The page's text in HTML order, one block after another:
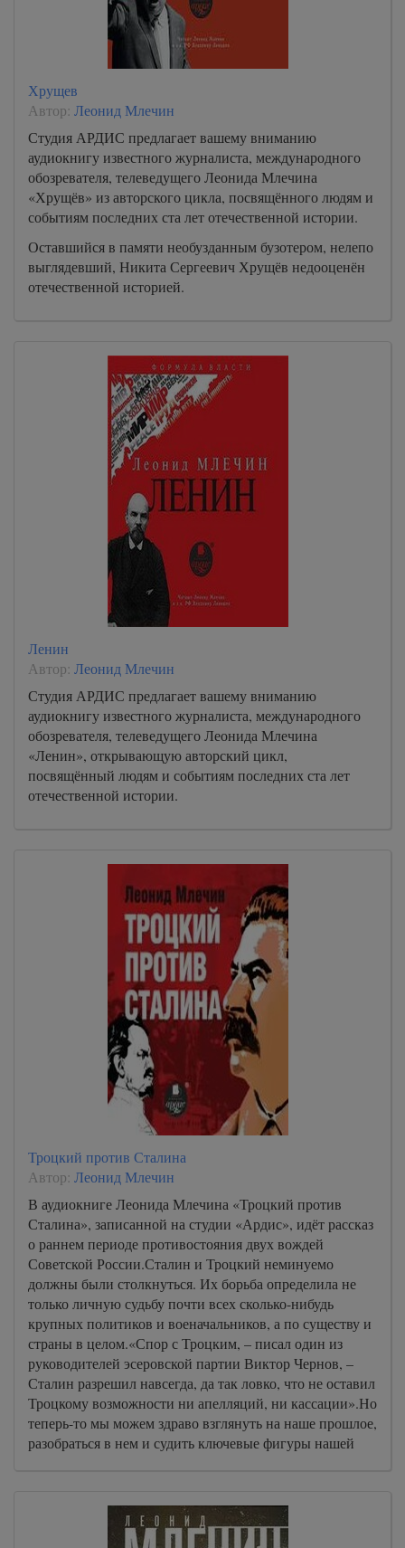
Хрущев
Автор: Леонид Млечин
Студия АРДИС предлагает вашему вниманию
аудиокнигу известного журналиста, международного
обозревателя, телеведущего Леонида Млечина
«Хрущёв» из авторского цикла, посвящённого людям и
событиям последних ста лет отечественной истории.
Оставшийся в памяти необузданным бузотером, нелепо
выглядевший, Никита Сергеевич Хрущёв недооценён
отечественной историей.
Ленин
Автор: Леонид Млечин
Студия АРДИС предлагает вашему вниманию
аудиокнигу известного журналиста, международного
обозревателя, телеведущего Леонида Млечина
«Ленин», открывающую авторский цикл,
посвящённый людям и событиям последних ста лет
отечественной истории.
Троцкий против Сталина
Автор: Леонид Млечин
В аудиокниге Леонида Млечина «Троцкий против
Сталина», записанной на студии «Ардис», идёт рассказ
о раннем периоде противостояния двух вождей
Советской России.Сталин и Троцкий неминуемо
должны были столкнуться. Их борьба определила не
только личную судьбу почти всех сколько-нибудь
крупных политиков и военачальников, а по существу и
страны в целом.«Спор с Троцким, – писал один из
руководителей эсеровской партии Виктор Чернов, –
Сталин разрешил навсегда, да так ловко, что не оставил
Троцкому возможности ни апелляций, ни кассации».Но
теперь-то мы можем здраво взглянуть на наше прошлое,
разобраться в нем и судить ключевые фигуры нашей